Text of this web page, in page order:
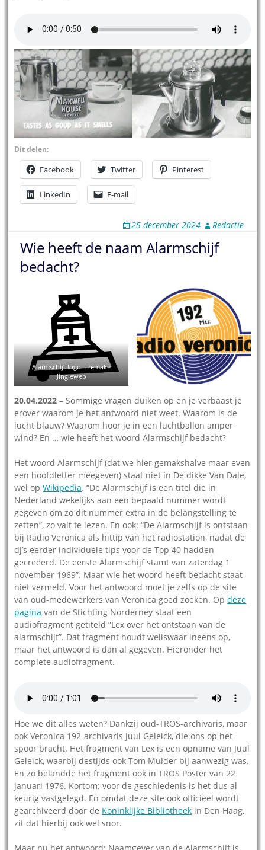
Dit delen:
Facebook Twitter Pinterest
LinkedIn E-mail
25 december 2024 Redactie
Wie heeft de naam Alarmschijf
bedacht?
Alarmschijf logo – remake
Jingleweb
20.04.2022 – Sommige vragen duiken op en je verbaast je
erover waarom je het antwoord niet weet. Waarom is de
lucht blauw? Waarom hoor je in een luchtballon amper
wind? En … wie heeft het woord Alarmschijf bedacht?
Het woord Alarmschijf (dat we hier gemakshalve maar even
een hoofdletter meegeven) staat niet in De dikke Van Dale,
wel opWikipedia. “De Alarmschijf is een titel die in
Nederland wekelijks aan een bepaald nummer wordt
gegeven om zo dit nummer extra in de belangstelling te
zetten”, zo valt te lezen. En ook: “De Alarmschijf is ontstaan
bij Radio Veronica als hittip van het radiostation, nadat de
dj’s eerder individuele tips voor de Top 40 hadden
gecreëerd. De eerste Alarmschijf stamt van zaterdag 1
november 1969”. Maar wie het woord heeft bedacht staat
niet vermeld. Voor het antwoord moet je zelfs op de site
van oud-medewerkers van Veronica goed zoeken. Opdeze
pagina van de Stichting Norderney staat een
audiofragment getiteld “Lex over het ontstaan van de
alarmschijf”. Dat fragment houdt weliswaar ineens op,
maar het antwoord is dan al gegeven. Hieronder het
complete audiofragment.
Hoe we dit alles weten? Dankzij oud-TROS-archivaris, maar
ook Veronica 192-archivaris Juul Geleick, die ons op het
spoor bracht. Het fragment van Lex is een opname van Juul
Geleick, waarbij destijds ook Tom Mulder bij aanwezig was.
En zo belandde het fragment ook in TROS Poster van 22
januari 1976. Kortom: voor de geschiedenis is het dus al
keurig vastgelegd. En omdat deze site ook officieel wordt
gearchiveerd door de Koninklijke Bibliotheek in Den Haag,
zit dat hierbij ook wel snor.